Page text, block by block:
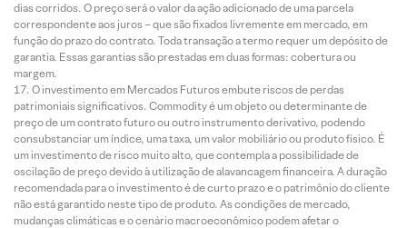
dias corridos. O preço será o valor da ação adicionado de uma parcela
correspondente aos juros – que são fixados livremente em mercado, em
função do prazo do contrato. Toda transação a termo requer um depósito de
garantia. Essas garantias são prestadas em duas formas: cobertura ou
margem.
O investimento em Mercados Futuros embute riscos de perdas
patrimoniais significativos. Commodity é um objeto ou determinante de
preço de um contrato futuro ou outro instrumento derivativo, podendo
consubstanciar um índice, uma taxa, um valor mobiliário ou produto físico. É
um investimento de risco muito alto, que contempla a possibilidade de
oscilação de preço devido à utilização de alavancagem financeira. A duração
recomendada para o investimento é de curto prazo e o patrimônio do cliente
não está garantido neste tipo de produto. As condições de mercado,
mudanças climáticas e o cenário macroeconômico podem afetar o